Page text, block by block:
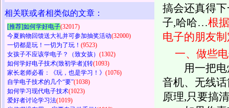
相关联或者相类似的文章：
[推荐]如何学好电子(32017)
今夏购物回馈送大礼并可参加抽奖活动(32000)
一切都是玩！一切为了玩！ (9523)
女孩子不应该学电子？（致女孩） (1302)
如何学好电子技术(致初学者)[转(1093)
家长老师必看：《玩，也是学习！》 (1076)
自学电子技术的几个“要”(1038)
如何学习现代电子技术(1023)
爱好者讨论学习法(1019)
搞会还真得
子,哈哈…根
电子的朋友
一、做些
用一把电烙
音机、无线
原理,只要搞